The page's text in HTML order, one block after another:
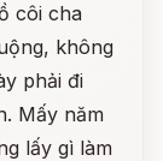
côi cha
không
phải đi
Mấy năm
lấy gì làm